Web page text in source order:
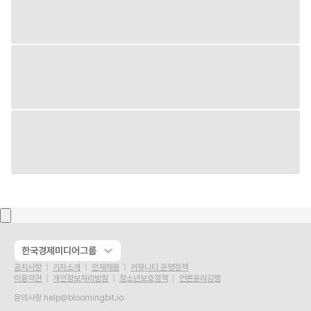
한국경제미디어그룹
공지사항 기자소개 인재채용
커뮤니티 운영정책
이용약관
개인정보처리방침 청소년보호정책
언론윤리강령
문의사항 help@bloomingbit.io